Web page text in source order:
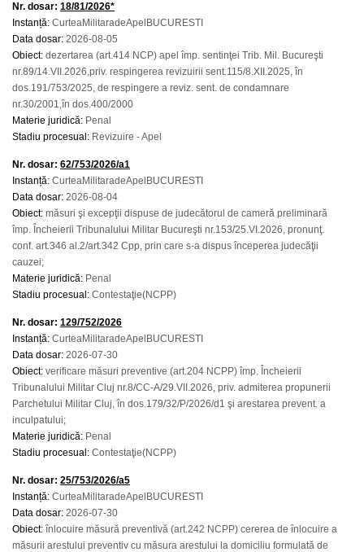
Nr. dosar: 18/81/2026*
Instanță: CurteaMilitaradeApelBUCURESTI
Data dosar: 2026-08-05
Obiect: dezertarea (art.414 NCP) apel împ. sentinţei Trib. Mil. Bucureşti
nr.89/14.VII.2026,priv. respingerea revizuirii sent.115/8.XII.2025, în
dos.191/753/2025, de respingere a reviz. sent. de condamnare
nr.30/2001,în dos.400/2000
Materie juridică: Penal
Stadiu procesual: Revizuire - Apel
Nr. dosar: 62/753/2026/a1
Instanță: CurteaMilitaradeApelBUCURESTI
Data dosar: 2026-08-04
Obiect: măsuri şi excepţii dispuse de judecătorul de cameră preliminară
împ. Încheierii Tribunalului Militar Bucureşti nr.153/25.VI.2026, pronunţ.
conf. art.346 al.2/art.342 Cpp, prin care s-a dispus începerea judecăţii
cauzei;
Materie juridică: Penal
Stadiu procesual: Contestaţie(NCPP)
Nr. dosar: 129/752/2026
Instanță: CurteaMilitaradeApelBUCURESTI
Data dosar: 2026-07-30
Obiect: verificare măsuri preventive (art.204 NCPP) împ. Încheierii
Tribunalului Militar Cluj nr.8/CC-A/29.VII.2026, priv. admiterea propunerii
Parchetului Militar Cluj, în dos.179/32/P/2026/d1 şi arestarea prevent. a
inculpatului;
Materie juridică: Penal
Stadiu procesual: Contestaţie(NCPP)
Nr. dosar: 25/753/2026/a5
Instanță: CurteaMilitaradeApelBUCURESTI
Data dosar: 2026-07-30
Obiect: înlocuire măsură preventivă (art.242 NCPP) cererea de înlocuire a
măsurii arestului preventiv cu măsura arestului la domiciliu formulată de